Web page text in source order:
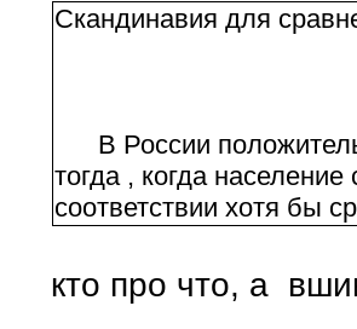
Скандинавия для
В России
тогда , когда
соответствии хотя
кто про что, а